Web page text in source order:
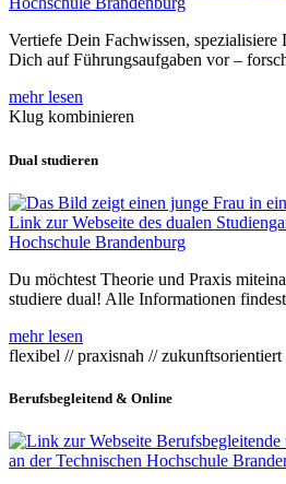
Vertiefe Dein Fachwissen, spezialisiere
Dich auf Führungsaufgaben vor –
mehr lesen
Klug kombinieren
Dual studieren
Du möchtest Theorie und Praxis
studiere dual! Alle Informationen
mehr lesen
flexibel // praxisnah // zukunftsorientiert
Berufsbegleitend & Online